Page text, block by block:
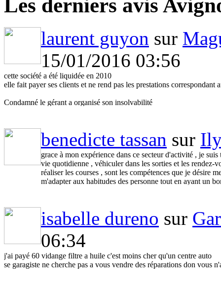
Les derniers avis
laurent guyon sur
15/01/2016 03:56
cette société a été liquidée en 2010
elle fait payer ses clients et ne rend pas les prestations correspondant
Condamné le gérant a organisé son insolvabilité
benedicte tassan sur
grace à mon expérience dans ce secteur d'activité , je
vie quotidienne , véhiculer dans les sorties et les rendez-
réaliser les courses , sont les compétences que je désire
m'adapter aux habitudes des personne tout en ayant un
isabelle dureno sur
06:34
j'ai payé 60 vidange filtre a huile c'est moins cher qu'un centre auto
se garagiste ne cherche pas a vous vendre des réparations don vous